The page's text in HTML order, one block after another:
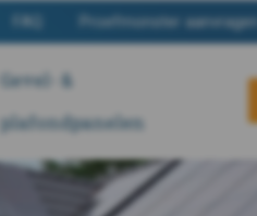
FAQ Proefmonster aanvragen
Gevel- &
plafondpanelen